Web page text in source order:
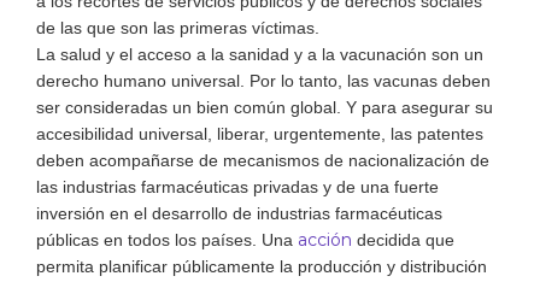
de las que son las primeras víctimas.
La salud y el acceso a la sanidad y a la vacunación son un
derecho humano universal. Por lo tanto, las vacunas deben
ser consideradas un bien común global. Y para asegurar su
accesibilidad universal, liberar, urgentemente, las patentes
deben acompañarse de mecanismos de nacionalización de
las industrias farmacéuticas privadas y de una fuerte
inversión en el desarrollo de industrias farmacéuticas
públicas en todos los países. Una acción decidida que
permita planificar públicamente la producción y distribución